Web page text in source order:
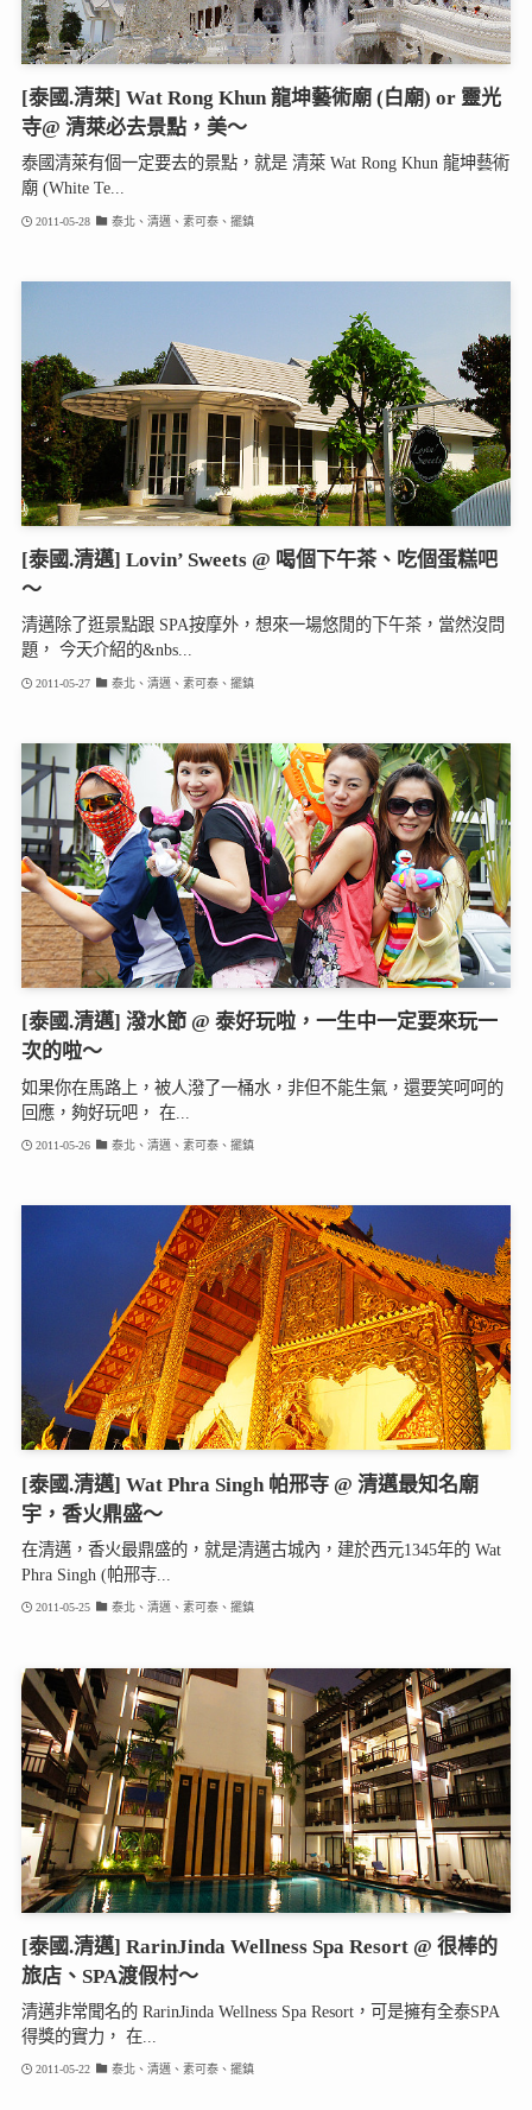
[泰國.清萊] Wat Rong Khun 龍坤藝術廟 (白廟) or 靈光
寺@ 清萊必去景點，美～
泰國清萊有個一定要去的景點，就是 清萊 Wat Rong Khun 龍坤藝術
廟 (White Te...
2011-05-28 泰北、清邁、素可泰、擺鎮
[泰國.清邁] Lovin’ Sweets @ 喝個下午茶、吃個蛋糕吧
～
清邁除了逛景點跟 SPA按摩外，想來一場悠閒的下午茶，當然沒問
題， 今天介紹的&nbs...
2011-05-27 泰北、清邁、素可泰、擺鎮
[泰國.清邁] 潑水節 @ 泰好玩啦，一生中一定要來玩一
次的啦～
如果你在馬路上，被人潑了一桶水，非但不能生氣，還要笑呵呵的
回應，夠好玩吧， 在...
2011-05-26 泰北、清邁、素可泰、擺鎮
[泰國.清邁] Wat Phra Singh 帕邢寺 @ 清邁最知名廟
宇，香火鼎盛～
在清邁，香火最鼎盛的，就是清邁古城內，建於西元1345年的 Wat
Phra Singh (帕邢寺...
2011-05-25 泰北、清邁、素可泰、擺鎮
[泰國.清邁] RarinJinda Wellness Spa Resort @ 很棒的
旅店、SPA渡假村～
清邁非常聞名的 RarinJinda Wellness Spa Resort，可是擁有全泰SPA
得獎的實力， 在...
2011-05-22 泰北、清邁、素可泰、擺鎮